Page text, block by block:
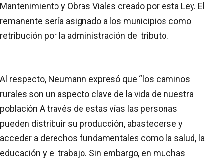
Mantenimiento y Obras Viales creado por esta Ley. El
remanente sería asignado a los municipios como
retribución por la administración del tributo.
Al respecto, Neumann expresó que “los caminos
rurales son un aspecto clave de la vida de nuestra
población A través de estas vías las personas
pueden distribuir su producción, abastecerse y
acceder a derechos fundamentales como la salud, la
educación y el trabajo. Sin embargo, en muchas